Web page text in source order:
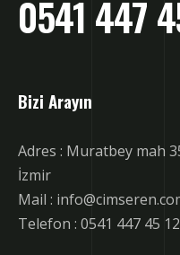
0541 447
Bizi Arayın
Adres : Muratbey mah
İzmir
Mail :
Telefon : 0541 447 45 12